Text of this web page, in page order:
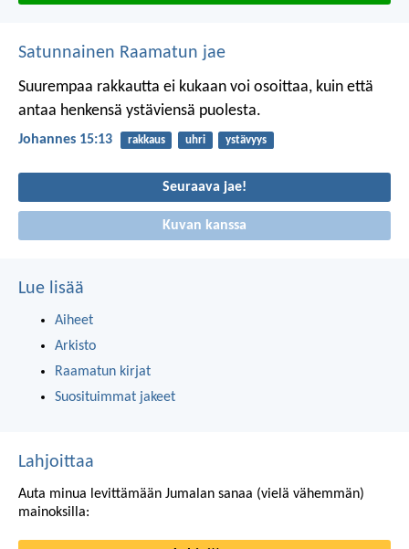
Satunnainen Raamatun jae
Suurempaa rakkautta ei kukaan voi osoittaa, kuin että
antaa henkensä ystäviensä puolesta.
Johannes 15:13 rakkaus uhri ystävyys
Seuraava jae!
Kuvan kanssa
Lue lisää
Aiheet
Arkisto
Raamatun kirjat
Suosituimmat jakeet
Lahjoittaa
Auta minua levittämään Jumalan sanaa (vielä vähemmän)
mainoksilla: